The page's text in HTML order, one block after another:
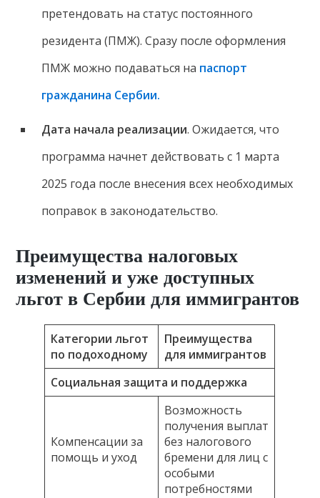
претендовать на статус постоянного
резидента (ПМЖ). Сразу после оформления
ПМЖ можно подаваться на паспорт
гражданина Сербии.
Дата начала реализации. Ожидается, что
программа начнет действовать с 1 марта
2025 года после внесения всех необходимых
поправок в законодательство.
Преимущества налоговых
изменений и уже доступных
льгот в Сербии для иммигрантов
Категории льгот
по подоходному
Преимущества
для иммигрантов
Социальная защита и поддержка
Компенсации за
помощь и уход
Возможность
получения выплат
без налогового
бремени для лиц с
особыми
потребностями